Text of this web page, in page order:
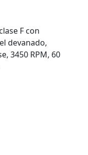
F con
devanado,
3450 RPM, 60